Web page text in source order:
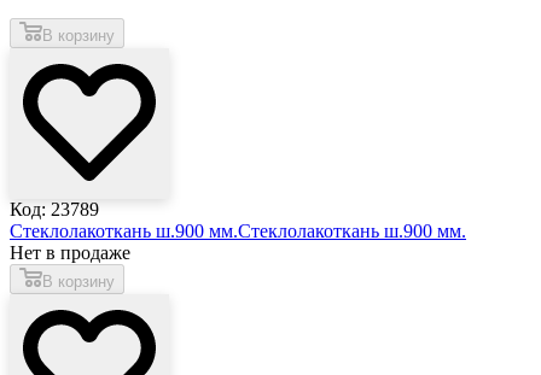
В корзину
Код: 23789
Стеклолакоткань ш.900 мм.Стеклолакоткань ш.900 мм.
Нет в продаже
В корзину